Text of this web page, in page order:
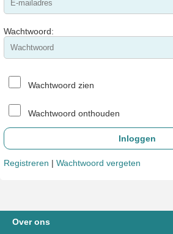
Wachtwoord:
Wachtwoord zien
Wachtwoord onthouden
Registreren | Wachtwoord vergeten
Over ons